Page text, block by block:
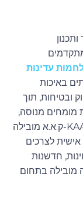
עדינות
באיכות
ובטיחות, תוך
מומחים מנוסה,
טכנולוגיות מתקדמות ושירות לקוחות מסור, KAA-ק.א.א מובילה
לצרכים
חדשנות
מובילה בתחום